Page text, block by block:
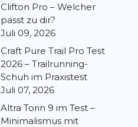
Clifton Pro – Welcher
passt zu dir?
Juli 09, 2026
Craft Pure Trail Pro Test
2026 – Trailrunning-
Schuh im Praxistest
Juli 07, 2026
Altra Torin 9 im Test –
Minimalismus mit